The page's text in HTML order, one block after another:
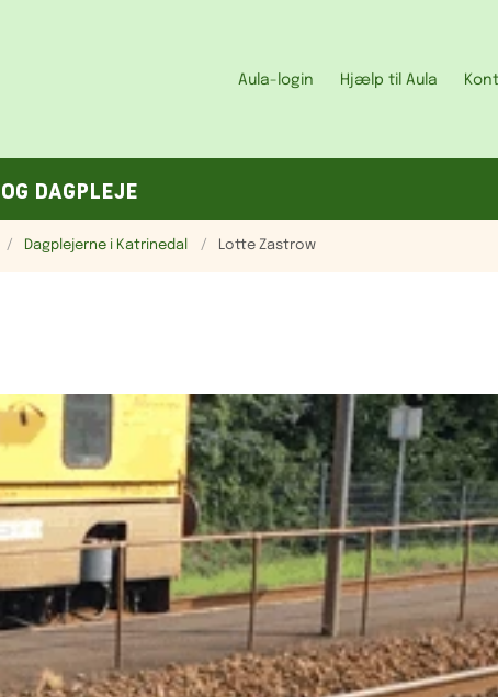
Aula-login Hjælp til Aula
DAGPLEJE
Dagplejerne i Katrinedal Lotte Zastrow